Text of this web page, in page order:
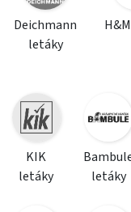
Deichmann
letáky
KIK
letáky
letáky